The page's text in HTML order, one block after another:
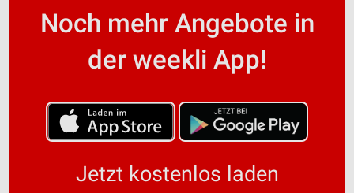
Noch mehr Angebote in
der weekli App!
Jetzt kostenlos laden